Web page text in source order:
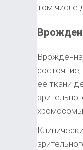
том числе
ее ткани